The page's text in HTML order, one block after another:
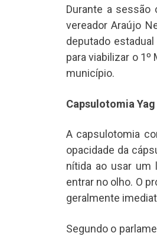
Durante a sessão
vereador Araújo
deputado
para viabilizar o
município.
Capsulotomia
A capsulotomia
opacidade da
nítida ao usar um
entrar no olho. O
geralmente
Segundo o